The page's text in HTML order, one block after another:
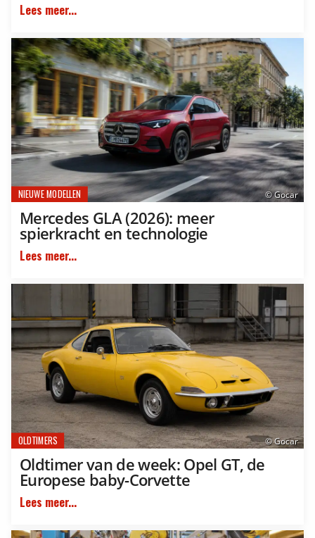
Lees meer...
© Gocar
NIEUWE MODELLEN
Mercedes GLA (2026): meer
spierkracht en technologie
Lees meer...
© Gocar
OLDTIMERS
Oldtimer van de week: Opel GT, de
Europese baby-Corvette
Lees meer...